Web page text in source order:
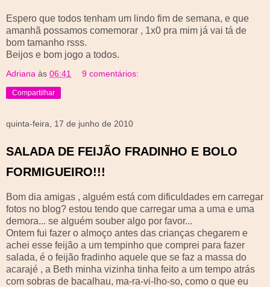
Espero que todos tenham um lindo fim de semana, e que
amanhã possamos comemorar , 1x0 pra mim já vai tá de
bom tamanho rsss.
Beijos e bom jogo a todos.
Adriana às 06:41 9 comentários:
Compartilhar
quinta-feira, 17 de junho de 2010
SALADA DE FEIJÃO FRADINHO E BOLO
FORMIGUEIRO!!!
Bom dia amigas , alguém está com dificuldades em carregar
fotos no blog? estou tendo que carregar uma a uma e uma
demora... se alguém souber algo por favor...
Ontem fui fazer o almoço antes das crianças chegarem e
achei esse feijão a um tempinho que comprei para fazer
salada, é o feijão fradinho aquele que se faz a massa do
acarajé , a Beth minha vizinha tinha feito a um tempo atrás
com sobras de bacalhau, ma-ra-vi-lho-so, como o que eu